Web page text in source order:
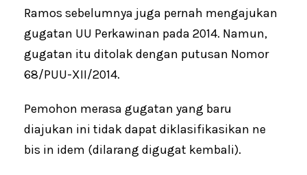
Ramos sebelumnya juga pernah mengajukan
gugatan UU Perkawinan pada 2014. Namun,
gugatan itu ditolak dengan putusan Nomor
68/PUU-XII/2014.
Pemohon merasa gugatan yang baru
diajukan ini tidak dapat diklasifikasikan ne
bis in idem (dilarang digugat kembali).